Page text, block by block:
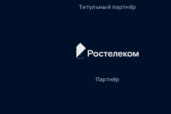
Титульный партнёр
Партнёр